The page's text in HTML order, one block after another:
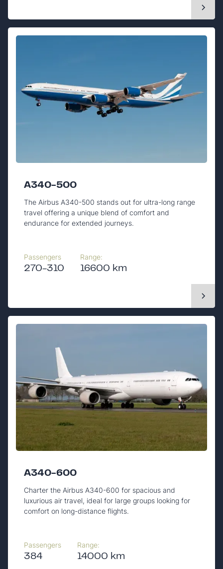
A340-500
The Airbus A340-500 stands out for ultra-long range
travel offering a unique blend of comfort and
endurance for extended journeys.
Passengers
270-310
Range:
16600 km
A340-600
Charter the Airbus A340-600 for spacious and
luxurious air travel, ideal for large groups looking for
comfort on long-distance flights.
Passengers
384
Range:
14000 km